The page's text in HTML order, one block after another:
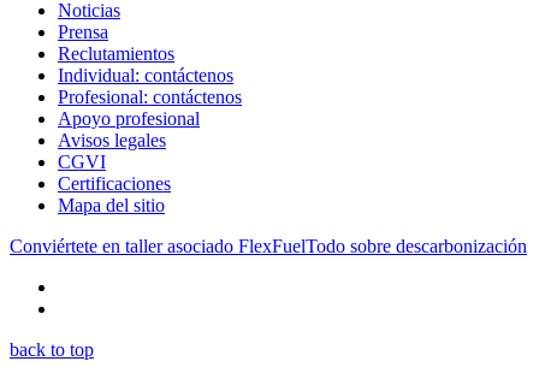
Noticias
Prensa
Reclutamientos
Individual: contáctenos
Profesional: contáctenos
Apoyo profesional
Avisos legales
CGVI
Certificaciones
Mapa del sitio
Conviértete en taller asociado FlexFuelTodo sobre descarbonización
back to top